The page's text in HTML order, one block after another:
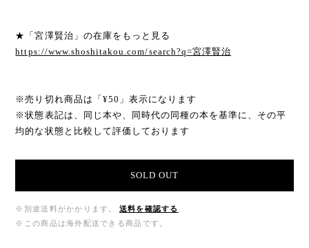
★「宮澤賢治」の在庫をもっと見る
https://www.shoshitakou.com/search?q=宮澤賢治
※売り切れ商品は「¥50」表示になります
※状態表記は、同じ本や、同時代の同種の本を基準に、その平
均的な状態と比較して評価しております
SOLD OUT
※別途送料がかかります。
送料を確認する
※この商品は海外配送できる商品です。